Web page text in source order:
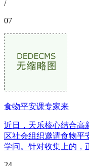
/
07
食物平安课专家来
近日，天乐核心结合高
区社会组织邀请食物平
学问。针对收集上的，